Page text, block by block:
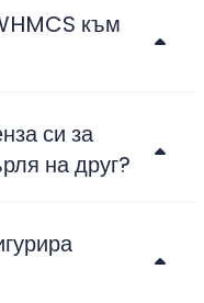
към
си за
на друг?